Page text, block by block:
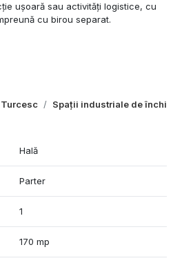
Spații industriale de
ușoară sau activități logistice, cu
cu birou separat.
/ 5 m (partea înaltă)
mp (200 €/lună), ideal pentru
Hală
Parter
1
170 mp